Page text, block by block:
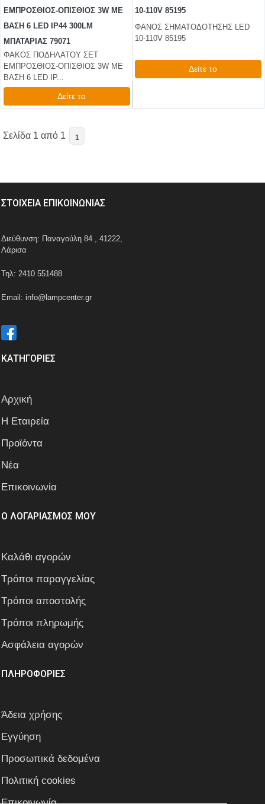
ΕΜΠΡΟΣΘΙΟΣ-ΟΠΙΣΘΙΟΣ 3W ΜΕ
ΒΑΣΗ 6 LED IP44 300LM
ΜΠΑΤΑΡΙΑΣ 79071
ΦΑΚΟΣ ΠΟΔΗΛΑΤΟΥ ΣΕΤ
ΕΜΠΡΟΣΘΙΟΣ-ΟΠΙΣΘΙΟΣ 3W ΜΕ
ΒΑΣΗ 6 LED IP...
Δείτε το
10-110V 85195
ΦΑΝΟΣ ΣΗΜΑΤΟΔΟΤΗΣΗΣ LED
10-110V 85195
Δείτε το
Σελίδα 1 από 1 1
ΣΤΟΙΧΕΙΑ ΕΠΙΚΟΙΝΩΝΙΑΣ
Διεύθυνση: Παναγούλη 84 , 41222,
Λάρισα
Τηλ: 2410 551488
Email: info@lampcenter.gr
ΚΑΤΗΓΟΡΙΕΣ
Αρχική
Η Εταιρεία
Προϊόντα
Νέα
Επικοινωνία
Ο ΛΟΓΑΡΙΑΣΜΟΣ ΜΟΥ
Καλάθι αγορών
Τρόποι παραγγελίας
Τρόποι αποστολής
Τρόποι πληρωμής
Ασφάλεια αγορών
ΠΛΗΡΟΦΟΡΙΕΣ
Άδεια χρήσης
Εγγύηση
Προσωπικά δεδομένα
Πολιτική cookies